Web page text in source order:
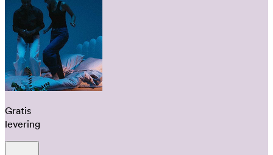
Gratis
levering